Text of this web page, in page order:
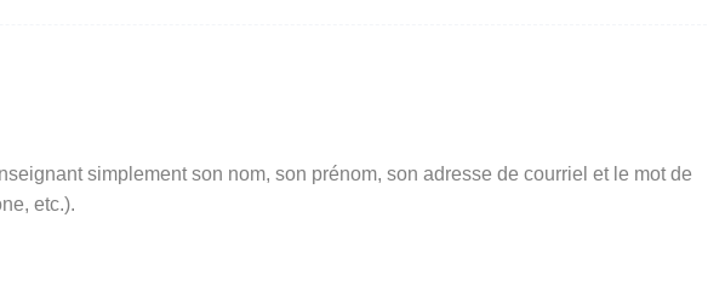
simplement son nom, son prénom, son adresse de courriel et le mot de
etc.).